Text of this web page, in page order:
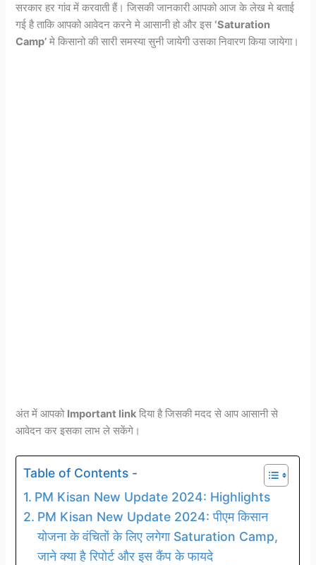
सरकार हर गांव में करवाती हैं। जिसकी जानकारी आपको आज के लेख मे बताई
गई है ताकि आपको आवेदन करने मे आसानी हो और इस ‘Saturation
Camp’ मे किसानो की सारी समस्या सुनी जायेगी उसका निवारण किया जायेगा।
अंत में आपको Important link दिया है जिसकी मदद से आप आसानी से
आवेदन कर इसका लाभ ले सकेंगे।
Table of Contents -
PM Kisan New Update 2024: Highlights
PM Kisan New Update 2024: पीएम किसान
योजना के वंचितों के लिए लगेगा Saturation Camp,
जाने क्या है रिपोर्ट और इस कैंप के फायदे